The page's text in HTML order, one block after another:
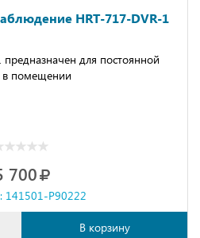
HRT-717-DVR-1
для постоянной
в помещении
700
141501-P90222
В корзину